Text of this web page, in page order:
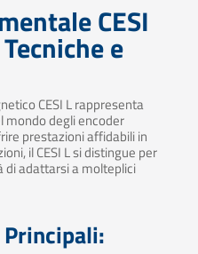
CESI
e
CESI L rappresenta
mondo degli encoder
prestazioni affidabili in
il CESI L si distingue per
di adattarsi a molteplici